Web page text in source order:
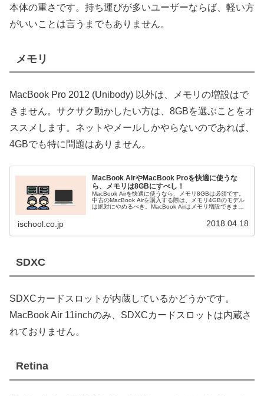
本体の重さです。持ち運びが多いユーザーならば、軽い方
がいいことは言うまでもありません。
メモリ
MacBook Pro 2012 (Unibody) 以外は、メモリの増設はで
きません。サクサク動かしたい方は、8GBを選ぶことをオ
ススメします。ネットやメールしかやらないのであれば、
4GBでも特に問題はありません。
MacBook AirやMacBook Proを快適に使うな
ら、メモリは8GBにすべし！
MacBook Airを快適に使うなら、メモリ8GBは必須です。
中古のMacBook Airを購入する際は、メモリ4GBのモデル
は絶対にやめるべき。MacBook Airはメモリ増設できませ
ischool.co.jp 2018.04.18
SDXC
SDXCカードスロットが内蔵しているかどうかです。
MacBook Air 11inchのみ、SDXCカードスロットは内蔵さ
れておりません。
Retina